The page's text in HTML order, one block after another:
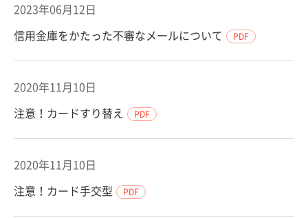
2023年06月12日
信用金庫をかたった不審なメールについて
PDF
2020年11月10日
注意！カードすり替え
PDF
2020年11月10日
注意！カード手交型
PDF